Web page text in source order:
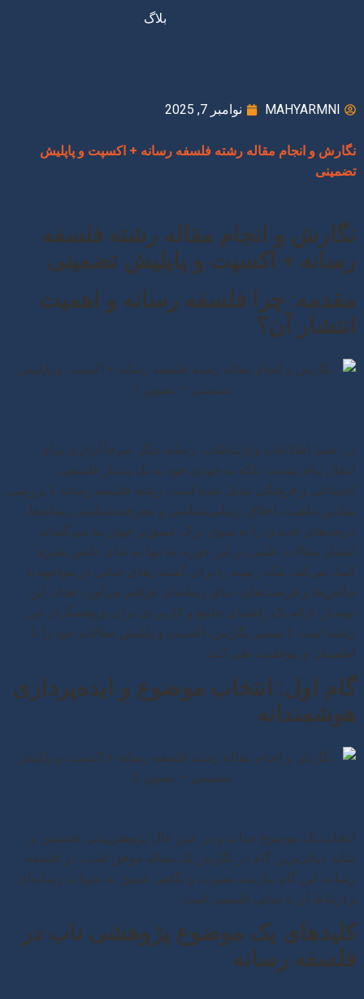
بلاگ
MAHYARMNI نوامبر 7, 2025
نگارش و انجام مقاله رشته فلسفه رسانه + اکسپت و پاپلیش
تضمینی
نگارش و انجام مقاله رشته فلسفه
رسانه + اکسپت و پاپلیش تضمینی
مقدمه: چرا فلسفه رسانه و اهمیت
انتشار آن؟
در عصر اطلاعات و ارتباطات، رسانه دیگر صرفاً ابزاری برای
انتقال پیام نیست؛ بلکه به خودی خود به یک پدیدار فلسفی،
اجتماعی و فرهنگی تبدیل شده است. رشته فلسفه رسانه با بررسی
بنیادین ماهیت، اخلاق، زیبایی‌شناسی و معرفت‌شناسی رسانه‌ها،
دریچه‌های جدیدی را به سوی درک عمیق‌تر جهان ما می‌گشاید.
انتشار مقالات علمی در این حوزه، نه تنها به غنای دانش بشری
کمک می‌کند، بلکه زمینه را برای گفتمان‌های حیاتی در مواجهه با
چالش‌ها و فرصت‌های دنیای رسانه‌ای فراهم می‌آورد. هدف این
نوشتار، ارائه یک راهنمای جامع و کاربردی برای پژوهشگران این
رشته است تا مسیر نگارش، اکسپت و پاپلیش مقالات خود را با
اطمینان و موفقیت طی کنند.
گام اول: انتخاب موضوع و ایده‌پردازی
هوشمندانه
انتخاب یک موضوع جذاب و در عین حال پژوهش‌پذیر، نخستین و
شاید حیاتی‌ترین گام در نگارش یک مقاله موفق است. در فلسفه
رسانه، این گام نیازمند بصیرت و نگاهی عمیق به تحولات رسانه‌ای
و ارتباط آن با مبانی فلسفی است.
کلیدهای یک موضوع پژوهشی ناب در
فلسفه رسانه